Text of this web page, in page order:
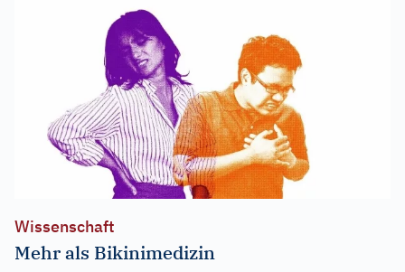
Wissenschaft
Mehr als Bikinimedizin